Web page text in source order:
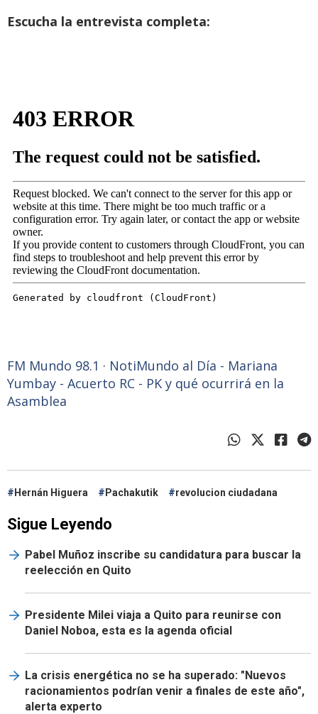
Escucha la entrevista completa:
FM Mundo 98.1 · NotiMundo al Día - Mariana
Yumbay - Acuerto RC - PK y qué ocurrirá en la
Asamblea
Hernán Higuera Pachakutik revolucion ciudadana
Sigue Leyendo
Pabel Muñoz inscribe su candidatura para buscar la
reelección en Quito
Presidente Milei viaja a Quito para reunirse con
Daniel Noboa, esta es la agenda oficial
La crisis energética no se ha superado: "Nuevos
racionamientos podrían venir a finales de este año",
alerta experto